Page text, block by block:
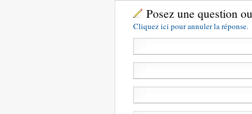
Posez une question
Cliquez ici pour annuler la réponse.